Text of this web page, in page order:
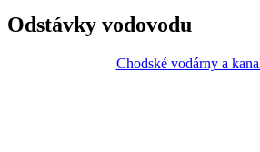
Odstávky vodovodu
Chodské vodárny a